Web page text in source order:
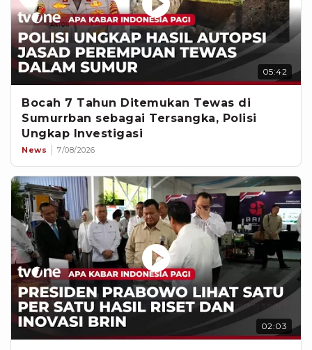
05:42
Bocah 7 Tahun Ditemukan Tewas di
Sumurrban sebagai Tersangka, Polisi
Ungkap Investigasi
News 7/08/2026
02:03